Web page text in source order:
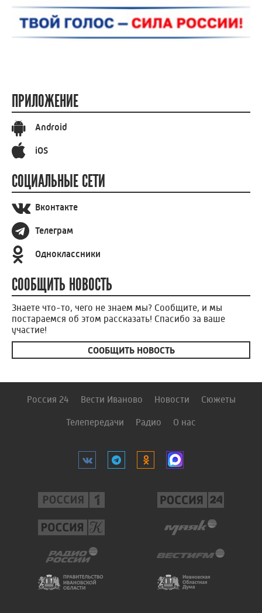
ПРИЛОЖЕНИЕ
Android
iOS
СОЦИАЛЬНЫЕ СЕТИ
Вконтакте
Телеграм
Одноклассники
СООБЩИТЬ НОВОСТЬ
Знаете что-то, чего не знаем мы? Сообщите, и мы
постараемся об этом рассказать! Спасибо за ваше
участие!
СООБЩИТЬ НОВОСТЬ
Россия 24 Вести Иваново Новости Сюжеты
Телепередачи Радио О нас